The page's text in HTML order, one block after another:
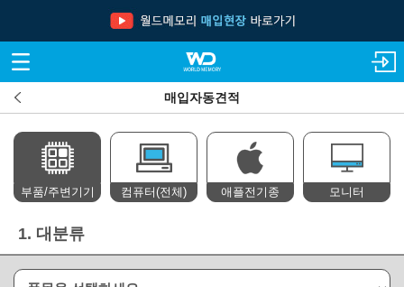
매입자동견적
부품/주변기기 컴퓨터(전체) 애플전기종 모니터
1. 대분류